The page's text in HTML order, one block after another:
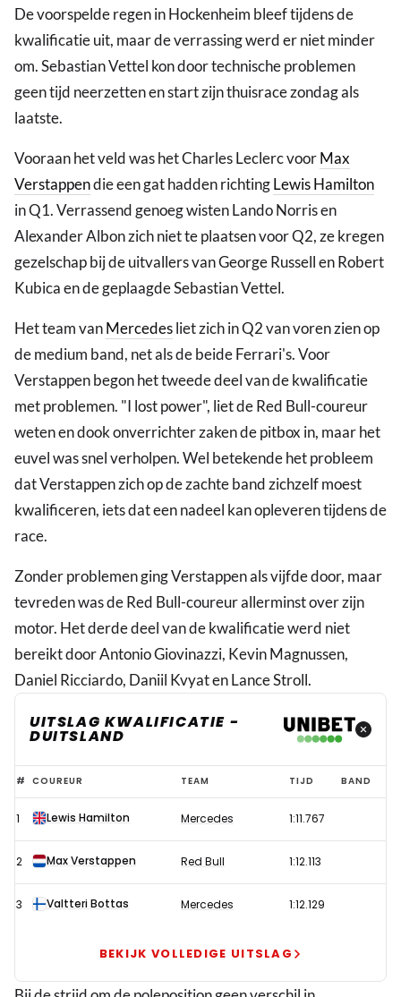
De voorspelde regen in Hockenheim bleef tijdens de
kwalificatie uit, maar de verrassing werd er niet minder
om. Sebastian Vettel kon door technische problemen
geen tijd neerzetten en start zijn thuisrace zondag als
laatste.
Vooraan het veld was het Charles Leclerc voorMax
Verstappendie een gat hadden richtingLewis Hamilton
in Q1. Verrassend genoeg wisten Lando Norris en
Alexander Albon zich niet te plaatsen voor Q2, ze kregen
gezelschap bij de uitvallers van George Russell en Robert
Kubica en de geplaagde Sebastian Vettel.
Het team vanMercedesliet zich in Q2 van voren zien op
de medium band, net als de beide Ferrari's. Voor
Verstappen begon het tweede deel van de kwalificatie
met problemen. "I lost power", liet de Red Bull-coureur
weten en dook onverrichter zaken de pitbox in, maar het
euvel was snel verholpen. Wel betekende het probleem
dat Verstappen zich op de zachte band zichzelf moest
kwalificeren, iets dat een nadeel kan opleveren tijdens de
race.
Zonder problemen ging Verstappen als vijfde door, maar
tevreden was de Red Bull-coureur allerminst over zijn
motor. Het derde deel van de kwalificatie werd niet
bereikt door Antonio Giovinazzi, Kevin Magnussen,
Daniel Ricciardo, Daniil Kvyat en Lance Stroll.
UITSLAG KWALIFICATIE -
DUITSLAND
Verstappen
profiteert
van
dramatische
Ferrari,
Hamilton
# COUREUR TEAM TIJD BAND
1 Lewis Hamilton Mercedes 1:11.767
2 Max Verstappen Red Bull 1:12.113
3 Valtteri Bottas Mercedes 1:12.129
BEKIJK VOLLEDIGE UITSLAG